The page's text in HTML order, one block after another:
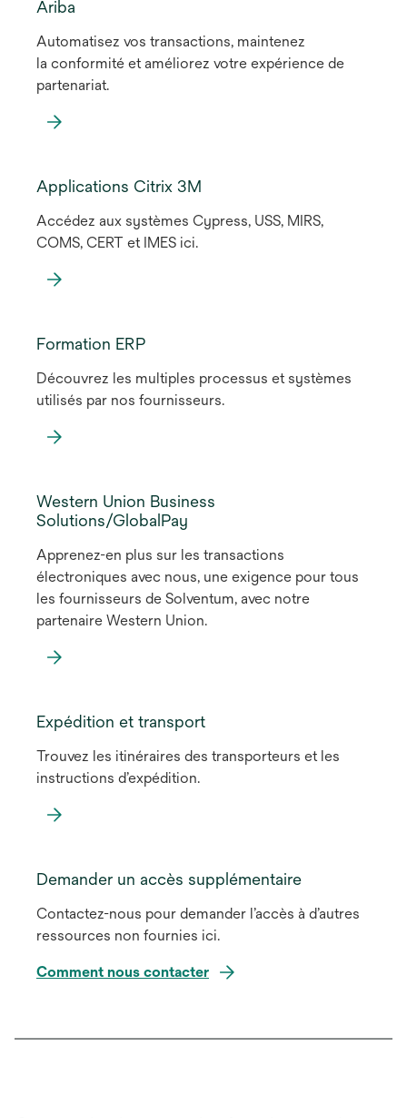
dans
nouvel
onglet
Ariba
Automatisez vos transactions, maintenez
la conformité et améliorez votre expérience de
partenariat.
Applications Citrix 3M
Accédez aux systèmes Cypress, USS, MIRS,
COMS, CERT et IMES ici.
Formation ERP
Découvrez les multiples processus et systèmes
utilisés par nos fournisseurs.
Western Union Business
Solutions/GlobalPay
Apprenez-en plus sur les transactions
électroniques avec nous, une exigence pour tous
les fournisseurs de Solventum, avec notre
partenaire Western Union.
Expédition et transport
Trouvez les itinéraires des transporteurs et les
instructions d’expédition.
Demander un accès supplémentaire
Contactez-nous pour demander l’accès à d’autres
ressources non fournies ici.
Comment nous contacter